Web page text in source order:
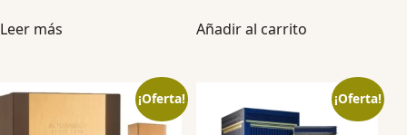
Leer más Añadir al carrito
¡Oferta! ¡Oferta!